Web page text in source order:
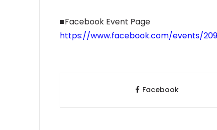
■Facebook Event Page
https://www.facebook.com/events/
Facebook